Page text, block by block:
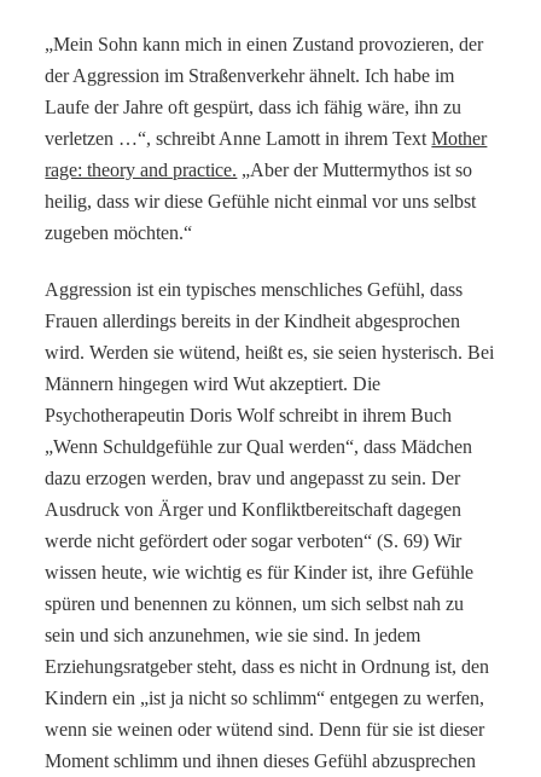
„Mein Sohn kann mich in einen Zustand provozieren, der
der Aggression im Straßenverkehr ähnelt. Ich habe im
Laufe der Jahre oft gespürt, dass ich fähig wäre, ihn zu
verletzen …“, schreibt Anne Lamott in ihrem TextMother
rage: theory and practice. „Aber der Muttermythos ist so
heilig, dass wir diese Gefühle nicht einmal vor uns selbst
zugeben möchten.“
Aggression ist ein typisches menschliches Gefühl, dass
Frauen allerdings bereits in der Kindheit abgesprochen
wird. Werden sie wütend, heißt es, sie seien hysterisch. Bei
Männern hingegen wird Wut akzeptiert. Die
Psychotherapeutin Doris Wolf schreibt in ihrem Buch
„Wenn Schuldgefühle zur Qual werden“, dass Mädchen
dazu erzogen werden, brav und angepasst zu sein. Der
Ausdruck von Ärger und Konfliktbereitschaft dagegen
werde nicht gefördert oder sogar verboten“ (S. 69) Wir
wissen heute, wie wichtig es für Kinder ist, ihre Gefühle
spüren und benennen zu können, um sich selbst nah zu
sein und sich anzunehmen, wie sie sind. In jedem
Erziehungsratgeber steht, dass es nicht in Ordnung ist, den
Kindern ein „ist ja nicht so schlimm“ entgegen zu werfen,
wenn sie weinen oder wütend sind. Denn für sie ist dieser
Moment schlimm und ihnen dieses Gefühl abzusprechen